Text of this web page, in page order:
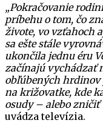
„Pokračovanie
príbehu o tom, čo
živote, vo vzťahoch
sa ešte stále
ukončila jednu éru
začínajú vychádzať
obľúbených hrdinov
na križovatke, kde
osudy – alebo zničiť
uvádza televízia.